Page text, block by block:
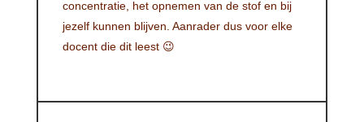
concentratie, het opnemen van de stof en bij
jezelf kunnen blijven. Aanrader dus voor elke
docent die dit leest 😉